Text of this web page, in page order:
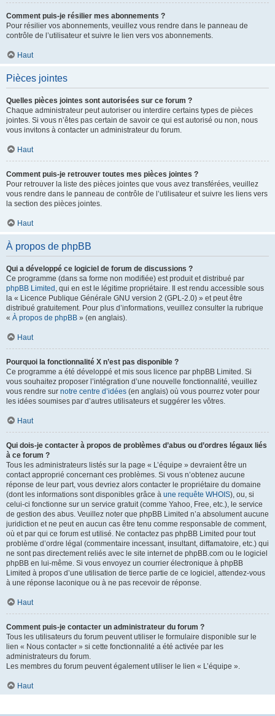
Comment puis-je résilier mes abonnements ?
Pour résilier vos abonnements, veuillez vous rendre dans le panneau de
contrôle de l’utilisateur et suivre le lien vers vos abonnements.
Haut
Pièces jointes
Quelles pièces jointes sont autorisées sur ce forum ?
Chaque administrateur peut autoriser ou interdire certains types de pièces
jointes. Si vous n’êtes pas certain de savoir ce qui est autorisé ou non, nous
vous invitons à contacter un administrateur du forum.
Haut
Comment puis-je retrouver toutes mes pièces jointes ?
Pour retrouver la liste des pièces jointes que vous avez transférées, veuillez
vous rendre dans le panneau de contrôle de l’utilisateur et suivre les liens vers
la section des pièces jointes.
Haut
À propos de phpBB
Qui a développé ce logiciel de forum de discussions ?
Ce programme (dans sa forme non modifiée) est produit et distribué par
phpBB Limited , qui en est le légitime propriétaire. Il est rendu accessible sous
la « Licence Publique Générale GNU version 2 (GPL-2.0) » et peut être
distribué gratuitement. Pour plus d’informations, veuillez consulter la rubrique
« À propos de phpBB » (en anglais).
Haut
Pourquoi la fonctionnalité X n’est pas disponible ?
Ce programme a été développé et mis sous licence par phpBB Limited. Si
vous souhaitez proposer l’intégration d’une nouvelle fonctionnalité, veuillez
vous rendre sur notre centre d’idées (en anglais) où vous pourrez voter pour
les idées soumises par d’autres utilisateurs et suggérer les vôtres.
Haut
Qui dois-je contacter à propos de problèmes d’abus ou d’ordres légaux liés
à ce forum ?
Tous les administrateurs listés sur la page « L’équipe » devraient être un
contact approprié concernant ces problèmes. Si vous n’obtenez aucune
réponse de leur part, vous devriez alors contacter le propriétaire du domaine
(dont les informations sont disponibles grâce à une requête WHOIS), ou, si
celui-ci fonctionne sur un service gratuit (comme Yahoo, Free, etc.), le service
de gestion des abus. Veuillez noter que phpBB Limited n’a absolument aucune
juridiction et ne peut en aucun cas être tenu comme responsable de comment,
où et par qui ce forum est utilisé. Ne contactez pas phpBB Limited pour tout
problème d’ordre légal (commentaire incessant, insultant, diffamatoire, etc.) qui
ne sont pas directement reliés avec le site internet de phpBB.com ou le logiciel
phpBB en lui-même. Si vous envoyez un courrier électronique à phpBB
Limited à propos d’une utilisation de tierce partie de ce logiciel, attendez-vous
à une réponse laconique ou à ne pas recevoir de réponse.
Haut
Comment puis-je contacter un administrateur du forum ?
Tous les utilisateurs du forum peuvent utiliser le formulaire disponible sur le
lien « Nous contacter » si cette fonctionnalité a été activée par les
administrateurs du forum.
Les membres du forum peuvent également utiliser le lien « L’équipe ».
Haut